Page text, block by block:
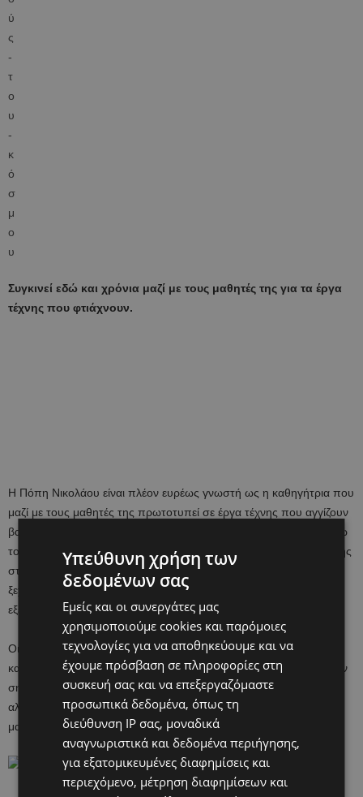
Συγκινεί εδώ και χρόνια μαζί με τους μαθητές της για τα έργα
τέχνης που φτιάχνουν.
Η Πόπη Νικολάου είναι πλέον ευρέως γνωστή ως η καθηγήτρια που
μαζί με τους μαθητές της πρωτοτυπεί σε έργα τέχνης που αγγίζουν
βαθιά κοινωνικά προβλήματα. Το 2016 την πρωτογνωρίσαμε μέσω
του έργου “Immigrants”, που είχε επιμεληθεί ως καθηγήτρια Τέχνης
στο Λυκείου Αποστόλου Λουκά Κολοσσίου. Το συγκεκριμένο έργο
ξεχώρισε καθώς παρουσίαζε το προσφυγικό δράμα που
εξελισσόταν και συνεχίζεται μέχρι σήμερα στην μεσόγειο θάλασσα.
Οι διακρίσεις, οι παρουσιάσεις στον εγχώριο και ξένο τύπο καθώς
και η προβολή του έργου σε μεγάλες galleries του εξωτερικού ήταν
σημαντικές για να προωθηθεί το μεγάλο ζήτημα των προσφύγων
αλλά και η προσπάθεια τόσο της καθηγήτριας αλλά και των
μαθητών της να ευαισθητοποιήσουν την κοινωνία.
Υπεύθυνη χρήση των
δεδομένων σας
Εμείς και οι συνεργάτες μας
χρησιμοποιούμε cookies και παρόμοιες
τεχνολογίες για να αποθηκεύουμε και να
έχουμε πρόσβαση σε πληροφορίες στη
συσκευή σας και να επεξεργαζόμαστε
προσωπικά δεδομένα, όπως τη
διεύθυνση IP σας, μοναδικά
αναγνωριστικά και δεδομένα περιήγησης,
για εξατομικευμένες διαφημίσεις και
περιεχόμενο, μέτρηση διαφημίσεων και